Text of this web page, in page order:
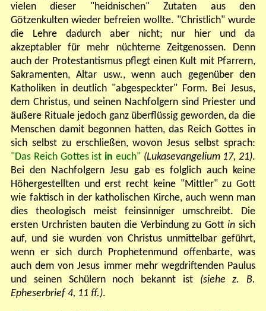
vielen dieser "heidnischen" Zutaten aus den
Götzenkulten wieder befreien wollte. "Christlich" wurde
die Lehre dadurch aber nicht; nur hier und da
akzeptabler für mehr nüchterne Zeitgenossen. Denn
auch der Protestantismus pflegt einen Kult mit Pfarrern,
Sakramenten, Altar usw., wenn auch gegenüber den
Katholiken in deutlich "abgespeckter" Form. Bei Jesus,
dem Christus, und seinen Nachfolgern sind Priester und
äußere Rituale jedoch ganz überflüssig geworden, da die
Menschen damit begonnen hatten, das Reich Gottes in
sich selbst zu erschließen, wovon Jesus selbst sprach:
"Das Reich Gottes ist in euch"(Lukasevangelium 17, 21).
Bei den Nachfolgern Jesu gab es folglich auch keine
Höhergestellten und erst recht keine "Mittler" zu Gott
wie faktisch in der katholischen Kirche, auch wenn man
dies theologisch meist feinsinniger umschreibt. Die
ersten Urchristen bauten die Verbindung zu Gottin sich
auf, und sie wurden von Christus unmittelbar geführt,
wenn er sich durch Prophetenmund offenbarte, was
auch dem von Jesus immer mehr wegdriftenden Paulus
und seinen Schülern noch bekannt ist (siehe z. B.
Epheserbrief 4, 11 ff.).